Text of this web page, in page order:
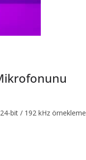
bit / 192 kHz örnekleme